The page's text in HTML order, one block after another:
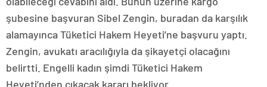
şubesine başvuran Sibel Zengin, buradan da karşılık
alamayınca Tüketici Hakem Heyeti’ne başvuru yaptı.
Zengin, avukatı aracılığıyla da şikayetçi olacağını
belirtti. Engelli kadın şimdi Tüketici Hakem
Heyeti’nden çıkacak kararı bekliyor.